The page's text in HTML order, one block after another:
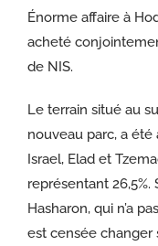
Énorme affaire à
acheté
de NIS.
Le terrain situé au
nouveau parc, a été
Israel, Elad et
représentant
Hasharon, qui n’a
est censée changer